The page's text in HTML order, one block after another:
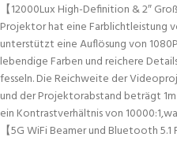
【12000Lux High-Definition & 2″
Projektor hat eine Farblichtleistung
unterstützt eine Auflösung von
lebendige Farben und reichere
fesseln. Die Reichweite der
und der Projektorabstand beträgt
ein Kontrastverhältnis von
【5G WiFi Beamer und Bluetooth